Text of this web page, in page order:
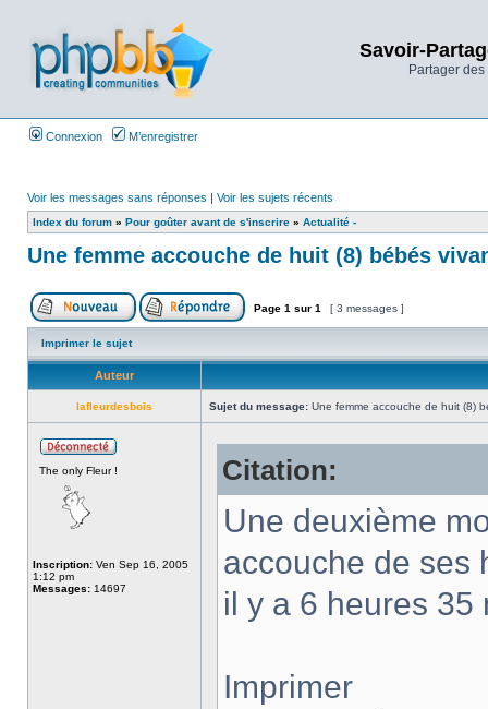
Savoir-
Partager
Connexion M’enregistrer
Voir les messages sans réponses | Voir les sujets récents
Index du forum » Pour goûter avant de s'inscrire » Actualité -
Une femme accouche de huit (8) bébés
Page 1 sur 1 [ 3 messages ]
Imprimer le sujet
Auteur
lafleurdesbois Sujet du message: Une femme accouche de huit (8)
The only Fleur !
Inscription: Ven Sep 16, 2005
1:12 pm
Messages: 14697
Citation:
Une deuxième
accouche de ses
il y a 6 heures 35
Imprimer